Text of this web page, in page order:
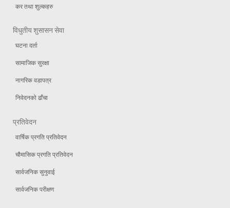
कर तथा शुल्कहरु
विधुतीय शुसासन सेवा
घटना दर्ता
सामाजिक सुरक्षा
नागरिक वडापत्र
निवेदनको ढाँचा
प्रतिवेदन
वार्षिक प्रगति प्रतिवेदन
चौमासिक प्रगति प्रतिवेदन
सार्वजनिक सुनुवाई
सार्वजनिक परीक्षण